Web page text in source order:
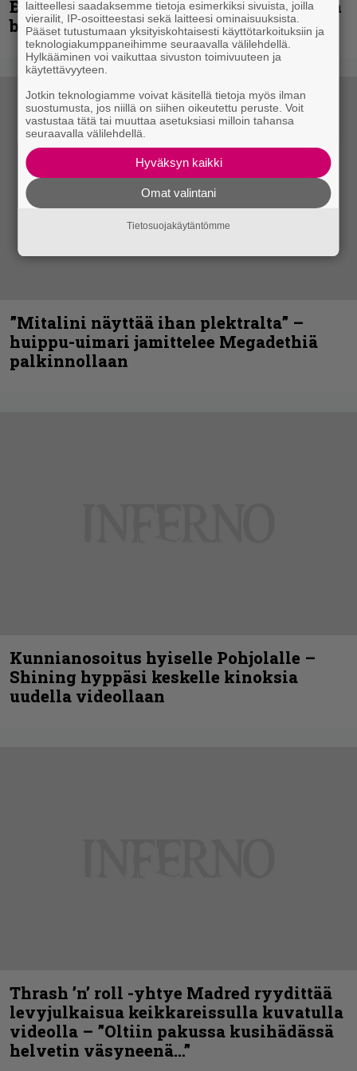
Espoon syyskuu käynnistyy kotimaisen
black metalin merkeissä
”Mitalini näyttää ihan plektralta” –
huippu-uimari jamittelee Megadethiä
palkinnollaan
Kunnianosoitus hyiselle Pohjolalle –
Shining hyppäsi keskelle kinoksia
uudella videollaan
Thrash ’n’ roll -yhtye Madred ryydittää
levyjulkaisua keikkareissulla kuvatulla
videolla – ”Oltiin pakussa kusihädässä
helvetin väsyneenä…”
laitteellesi saadaksemme tietoja esimerkiksi sivuista, joilla
vierailit, IP-osoitteestasi sekä laitteesi ominaisuuksista.
Pääset tutustumaan yksityiskohtaisesti käyttötarkoituksiin ja
teknologiakumppaneihimme seuraavalla välilehdellä.
Hylkääminen voi vaikuttaa sivuston toimivuuteen ja
käytettävyyteen.
Jotkin teknologiamme voivat käsitellä tietoja myös ilman
suostumusta, jos niillä on siihen oikeutettu peruste. Voit
vastustaa tätä tai muuttaa asetuksiasi milloin tahansa
seuraavalla välilehdellä.
Hyväksyn kaikki
Omat valintani
Tietosuojakäytäntömme